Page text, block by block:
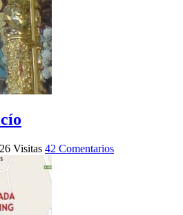
Visitas 42 Comentarios